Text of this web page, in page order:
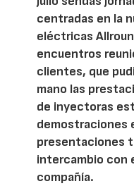
centradas en la
eléctricas
encuentros
clientes, que
mano las
de inyectoras
demostraciones
presentaciones
intercambio con
compañía.